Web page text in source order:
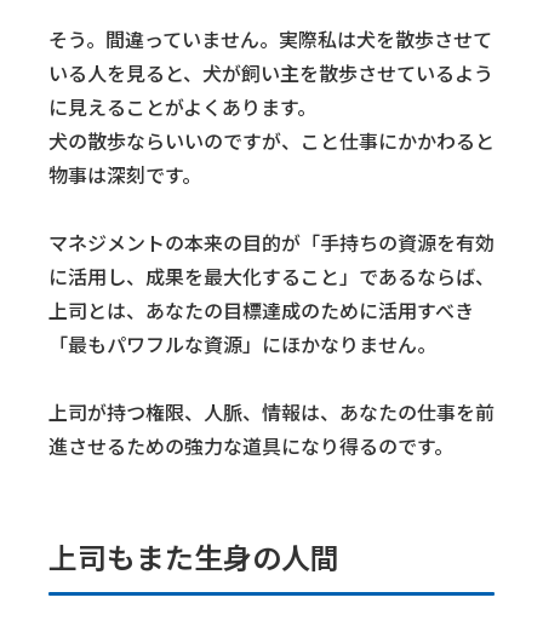
そう。間違っていません。実際私は犬を散歩させて
いる人を見ると、犬が飼い主を散歩させているよう
に見えることがよくあります。
犬の散歩ならいいのですが、こと仕事にかかわると
物事は深刻です。
マネジメントの本来の目的が「手持ちの資源を有効
に活用し、成果を最大化すること」であるならば、
上司とは、あなたの目標達成のために活用すべき
「最もパワフルな資源」にほかなりません。
上司が持つ権限、人脈、情報は、あなたの仕事を前
進させるための強力な道具になり得るのです。
上司もまた生身の人間